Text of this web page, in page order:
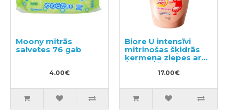
Moony mitrās
salvetes 76 gab
4.00€
Biore U intensīvi
mitrinošas šķidrās
ķermeņa ziepes ar
maigu ziedu-augļu
aromātu 480ml
17.00€